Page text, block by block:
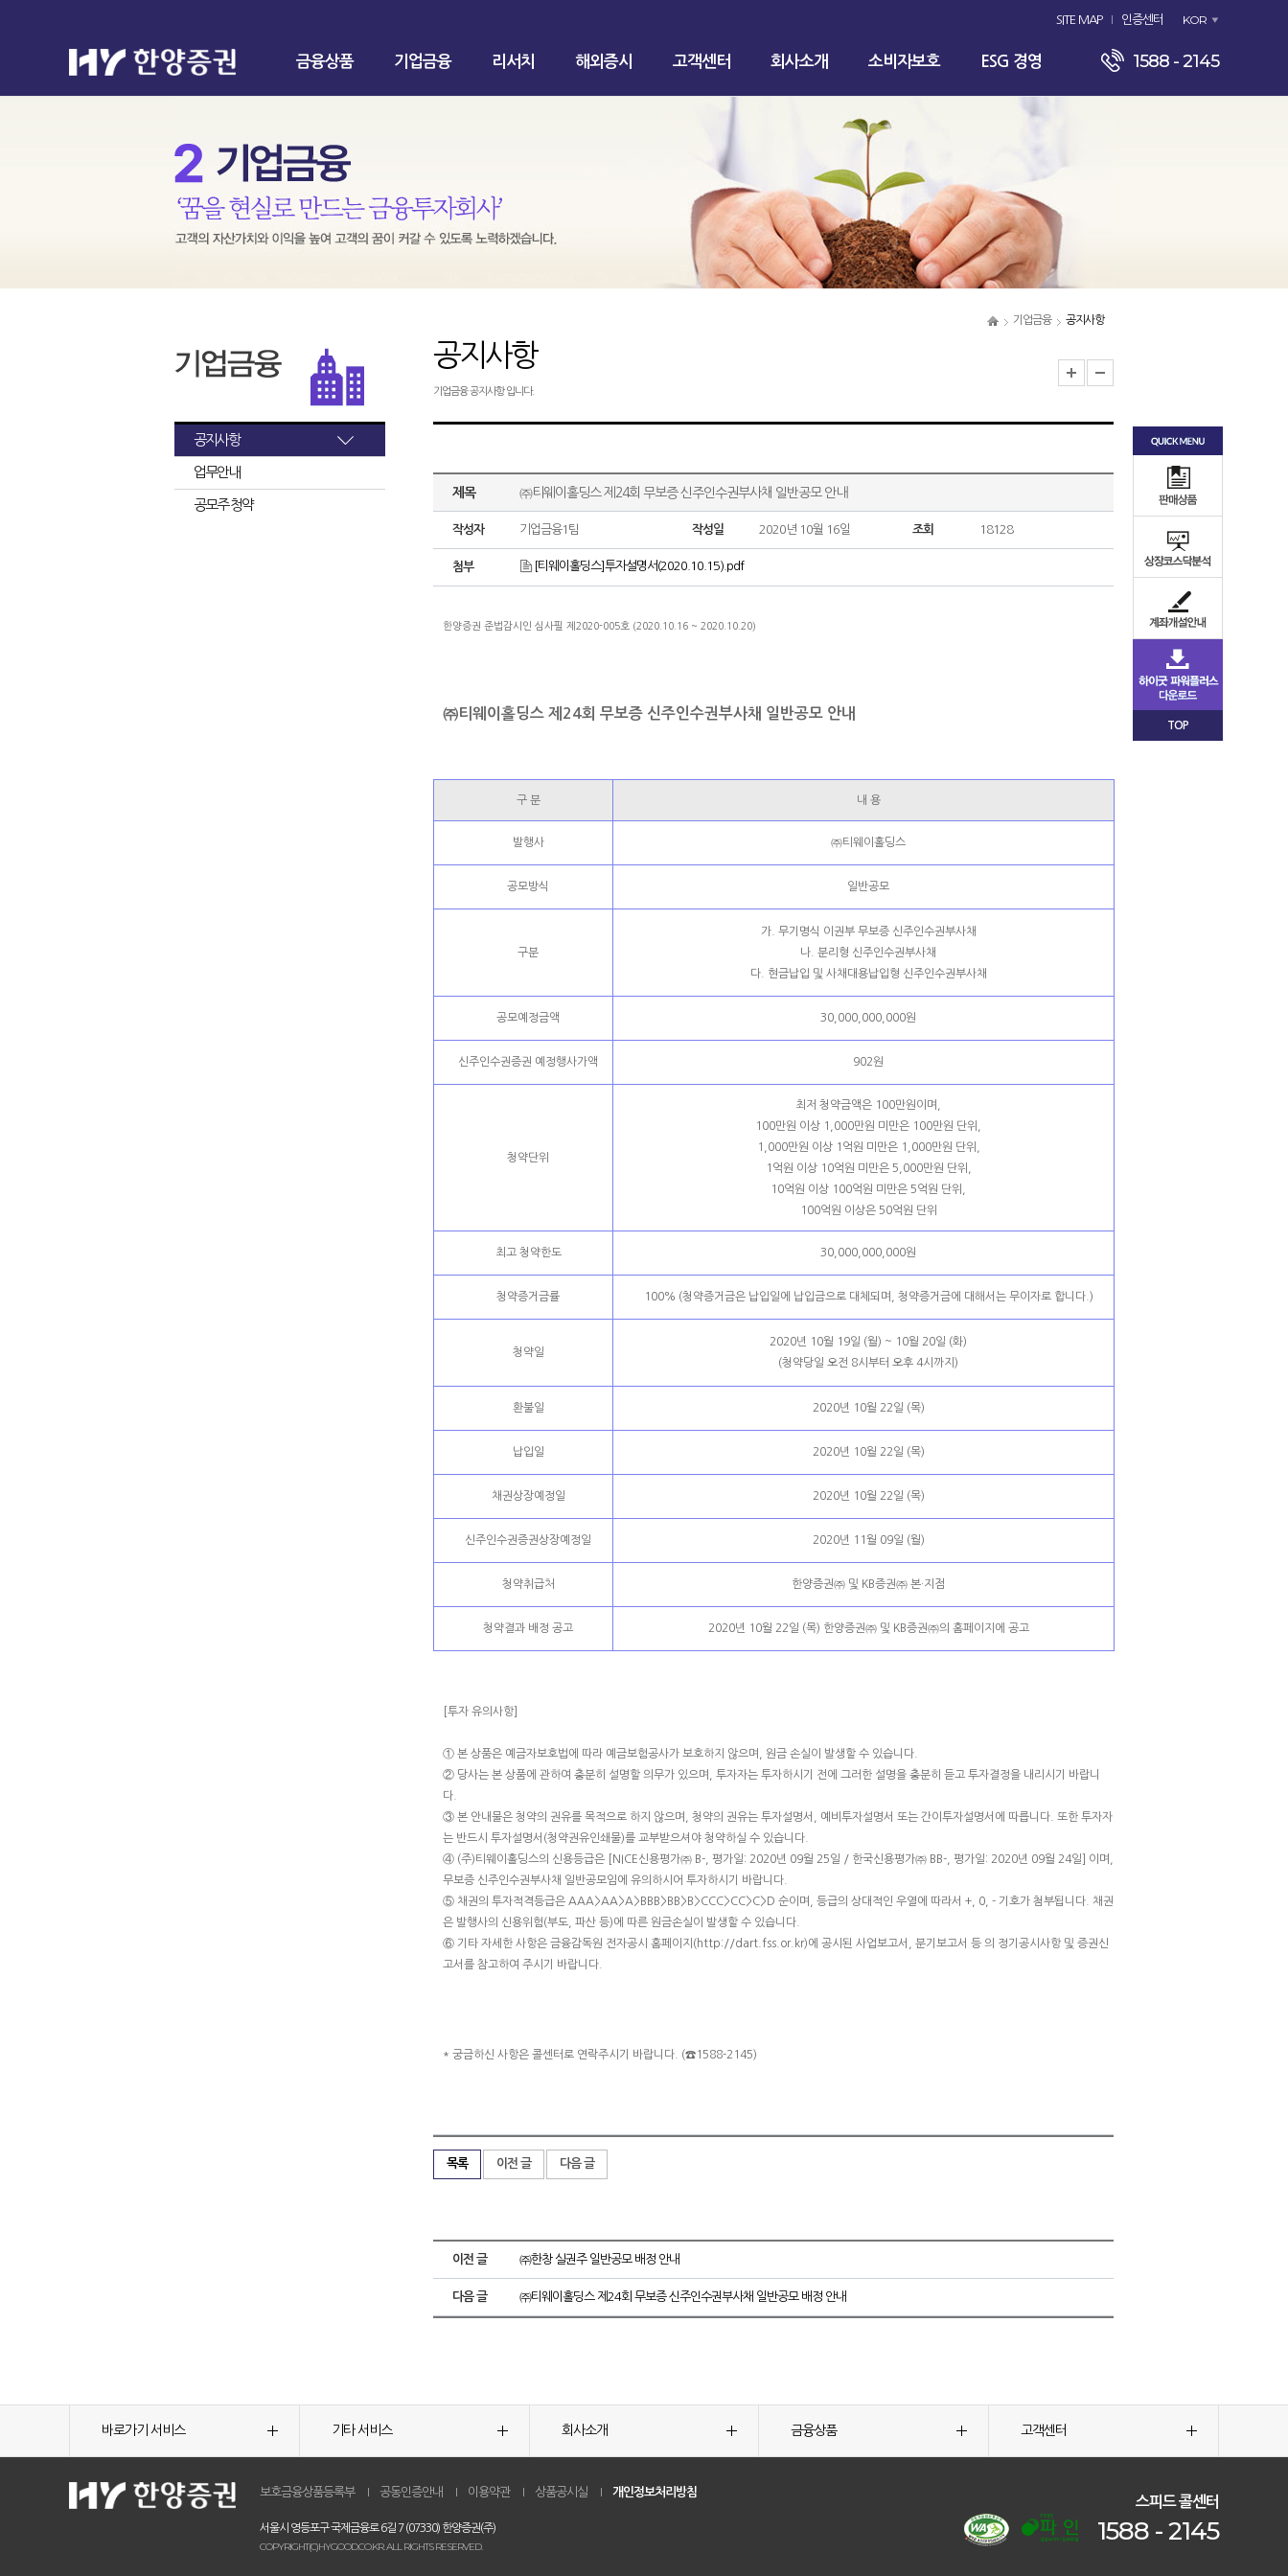
SITE MAP 인증센터 KOR
금융상품 기업금융 리서치 해외증시 고객센터 회사소개 소비자보호 ESG 경영 1588 - 2145
기업금융 공지사항
공지사항
업무안내
공모주 청약
공지사항
기업금융 공지사항 입니다.
제목 ㈜티웨이홀딩스 제24회 무보증 신주인수권부사채 일반공모 안내
작성자 기업금융1팀 작성일 2020년 10월 16일 조회 18128
첨부 [티웨이홀딩스]투자설명서(2020.10.15).pdf
한양증권 준법감시인 심사필 제2020-005호 (2020.10.16 ~ 2020.10.20)
㈜티웨이홀딩스 제24회 무보증 신주인수권부사채 일반공모 안내
구 분 내 용
발행사 ㈜티웨이홀딩스
공모방식 일반공모
구분
가. 무기명식 이권부 무보증 신주인수권부사채
나. 분리형 신주인수권부사채
다. 현금납입 및 사채대용납입형 신주인수권부사채
공모예정금액 30,000,000,000원
신주인수권증권 예정행사가액 902원
청약단위
최저 청약금액은 100만원이며,
100만원 이상 1,000만원 미만은 100만원 단위,
1,000만원 이상 1억원 미만은 1,000만원 단위,
1억원 이상 10억원 미만은 5,000만원 단위,
10억원 이상 100억원 미만은 5억원 단위,
100억원 이상은 50억원 단위
최고 청약한도 30,000,000,000원
청약증거금률 100% (청약증거금은 납입일에 납입금으로 대체되며, 청약증거금에 대해서는 무이자로 합니다.)
청약일
2020년 10월 19일 (월) ~ 10월 20일 (화)
(청약당일 오전 8시부터 오후 4시까지)
환불일 2020년 10월 22일 (목)
납입일 2020년 10월 22일 (목)
채권상장예정일 2020년 10월 22일 (목)
신주인수권증권상장예정일 2020년 11월 09일 (월)
청약취급처 한양증권㈜ 및 KB증권㈜ 본·지점
청약결과 배정 공고 2020년 10월 22일 (목) 한양증권㈜ 및 KB증권㈜의 홈페이지에 공고
[투자 유의사항]
① 본 상품은 예금자보호법에 따라 예금보험공사가 보호하지 않으며, 원금 손실이 발생할 수 있습니다.
② 당사는 본 상품에 관하여 충분히 설명할 의무가 있으며, 투자자는 투자하시기 전에 그러한 설명을 충분히 듣고 투자결정을 내리시기 바랍니
다.
③ 본 안내물은 청약의 권유를 목적으로 하지 않으며, 청약의 권유는 투자설명서, 예비투자설명서 또는 간이투자설명서에 따릅니다. 또한 투자자
는 반드시 투자설명서(청약권유인쇄물)를 교부받으셔야 청약하실 수 있습니다.
④ (주)티웨이홀딩스의 신용등급은 [NICE신용평가㈜ B-, 평가일: 2020년 09월 25일 / 한국신용평가㈜ BB-, 평가일: 2020년 09월 24일] 이며,
무보증 신주인수권부사채 일반공모임에 유의하시어 투자하시기 바랍니다.
⑤ 채권의 투자적격등급은 AAA>AA>A>BBB>BB>B>CCC>CC>C>D 순이며, 등급의 상대적인 우열에 따라서 +, 0, - 기호가 첨부됩니다. 채권
은 발행사의 신용위험(부도, 파산 등)에 따른 원금손실이 발생할 수 있습니다.
⑥ 기타 자세한 사항은 금융감독원 전자공시 홈페이지(http://dart.fss.or.kr)에 공시된 사업보고서, 분기보고서 등 의 정기공시사항 및 증권신
고서를 참고하여 주시기 바랍니다.
* 궁금하신 사항은 콜센터로 연락주시기 바랍니다. (☎1588-2145)
목록 이전 글 다음 글
이전 글 ㈜한창 실권주 일반공모 배정 안내
다음 글 ㈜티웨이홀딩스 제24회 무보증 신주인수권부사채 일반공모 배정 안내
TOP
바로가기 서비스 기타 서비스 회사소개 금융상품 고객센터
보호금융상품등록부 공동인증안내 이용약관 상품공시실 개인정보처리방침
서울시 영등포구 국제금융로 6길 7 (07330) 한양증권(주)
COPYRIGHT(C)HYGOOD.CO.KR. ALL RIGHTS RESERVED.
스피드 콜센터
1588 - 2145